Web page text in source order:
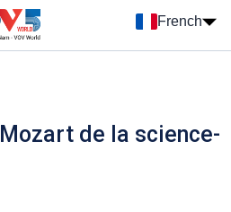
French
de la science-